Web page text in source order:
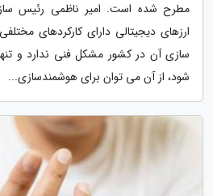
مطرح شده است. امیر ناظمی رئیس
ارزهای دیجیتالی دارای کارکردهای
سازی آن در کشور مشکل فنی ندارد و
شود، از آن می توان برای هوشمندسازی...